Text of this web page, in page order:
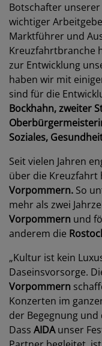
Botschafter
wichtiger
Marktführer und
Kreuzfahrtbranche
zur Entwicklung
haben wir mit
sind für die
Bockhahn,zweiter
Soziales,
Seit vielen Jahren
über die Kreuzfahrt
Vorpommern. So
mehr als zwei
Vorpommern und
anderem die
„Kultur ist kein
Daseinsvorsorge.
Vorpommern
Konzerten im
der Begegnung
Dass AIDAunser